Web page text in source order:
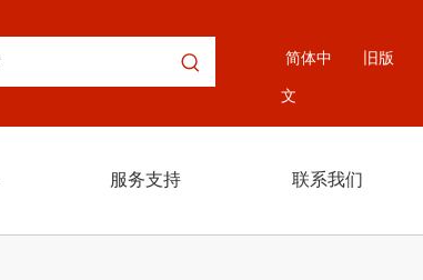
简体中
文
旧版
服务支持 联系我们